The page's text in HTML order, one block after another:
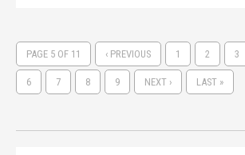
PAGE 5 OF 11 ‹ PREVIOUS 1 2 3
6 7 8 9 NEXT › LAST »